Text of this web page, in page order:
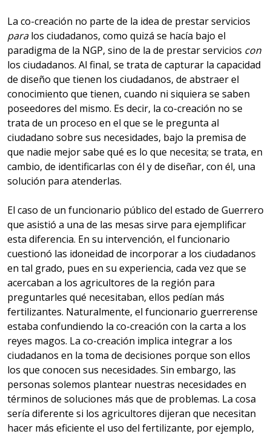
La co-creación no parte de la idea de prestar servicios
paralos ciudadanos, como quizá se hacía bajo el
paradigma de la NGP, sino de la de prestar servicios con
los ciudadanos. Al final, se trata de capturar la capacidad
de diseño que tienen los ciudadanos, de abstraer el
conocimiento que tienen, cuando ni siquiera se saben
poseedores del mismo. Es decir, la co-creación no se
trata de un proceso en el que se le pregunta al
ciudadano sobre sus necesidades, bajo la premisa de
que nadie mejor sabe qué es lo que necesita; se trata, en
cambio, de identificarlas con él y de diseñar, con él, una
solución para atenderlas.
El caso de un funcionario público del estado de Guerrero
que asistió a una de las mesas sirve para ejemplificar
esta diferencia. En su intervención, el funcionario
cuestionó las idoneidad de incorporar a los ciudadanos
en tal grado, pues en su experiencia, cada vez que se
acercaban a los agricultores de la región para
preguntarles qué necesitaban, ellos pedían más
fertilizantes. Naturalmente, el funcionario guerrerense
estaba confundiendo la co-creación con la carta a los
reyes magos. La co-creación implica integrar a los
ciudadanos en la toma de decisiones porque son ellos
los que conocen sus necesidades. Sin embargo, las
personas solemos plantear nuestras necesidades en
términos de soluciones más que de problemas. La cosa
sería diferente si los agricultores dijeran que necesitan
hacer más eficiente el uso del fertilizante, por ejemplo,